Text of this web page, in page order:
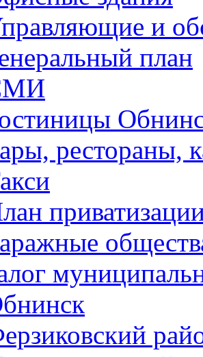
и
план
рестораны,